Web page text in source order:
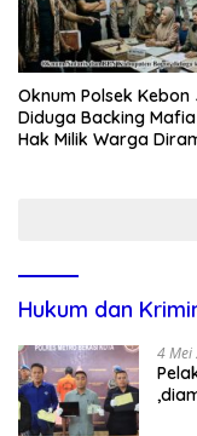
Oknum Polsek Kebon
Diduga Backing
Hak Milik Warga
Hukum dan
4 Mei